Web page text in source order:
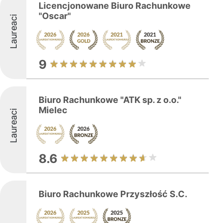
Laureaci
Licencjonowane Biuro Rachunkowe
"Oscar"
9
Laureaci
Biuro Rachunkowe "ATK sp. z o.o."
Mielec
8.6
Biuro Rachunkowe Przyszłość S.C.